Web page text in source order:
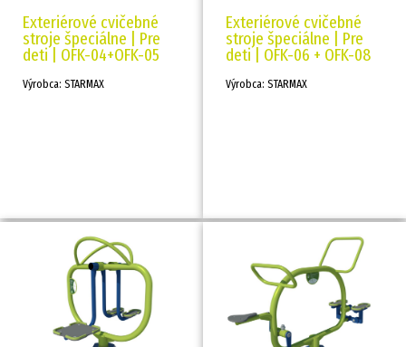
Exteriérové cvičebné
stroje špeciálne | Pre
deti | OFK-04+OFK-05
Výrobca: STARMAX
Exteriérové cvičebné
stroje špeciálne | Pre
deti | OFK-06 + OFK-08
Výrobca: STARMAX